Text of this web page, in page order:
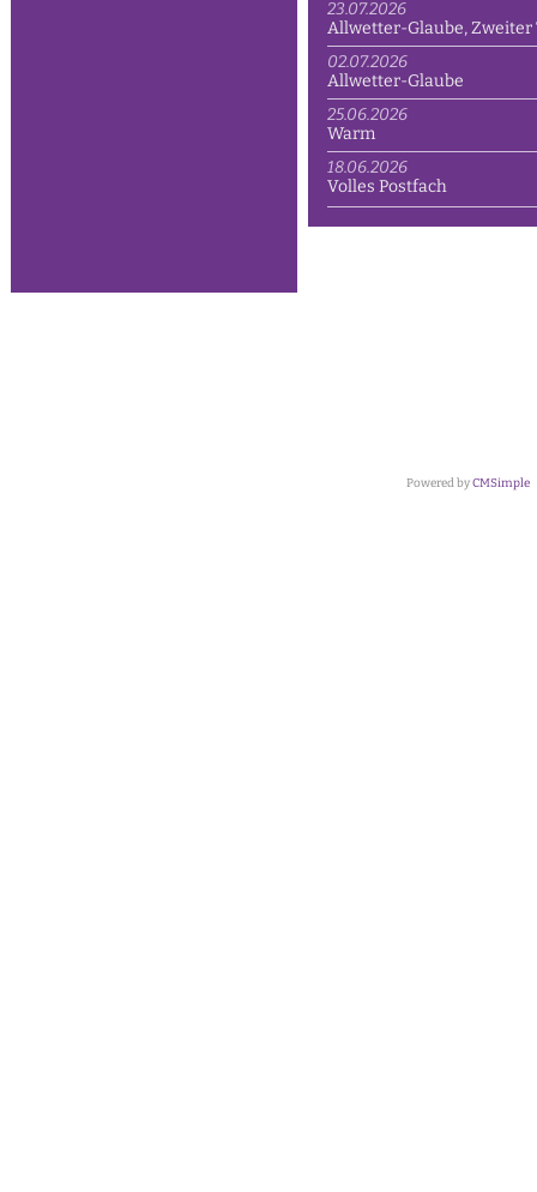
23.07.2026
Allwetter-Glaube, Zweiter
02.07.2026
Allwetter-Glaube
25.06.2026
Warm
18.06.2026
Volles Postfach
Powered byCMSimple